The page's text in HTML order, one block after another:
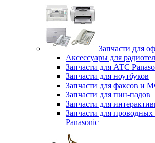
Запчасти для
Аксессуары для
Запчасти для АТС
Запчасти для ноутбуков
Запчасти для факсов и
Запчасти для пин-падов
Запчасти для
Запчасти для проводных
Panasonic